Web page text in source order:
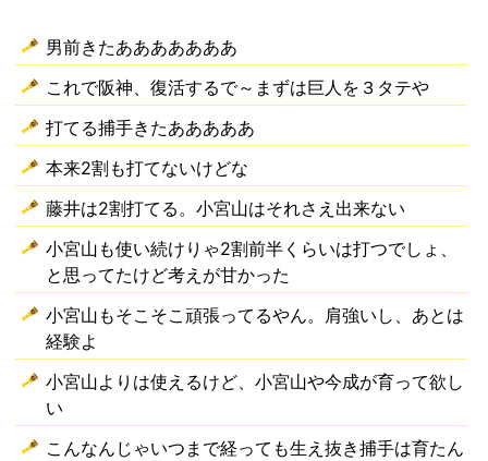
男前きたあああああああ
これで阪神、復活するで～まずは巨人を３タテや
打てる捕手きたあああああ
本来2割も打てないけどな
藤井は2割打てる。小宮山はそれさえ出来ない
小宮山も使い続けりゃ2割前半くらいは打つでしょ、
と思ってたけど考えが甘かった
小宮山もそこそこ頑張ってるやん。肩強いし、あとは
経験よ
小宮山よりは使えるけど、小宮山や今成が育って欲し
い
こんなんじゃいつまで経っても生え抜き捕手は育たん